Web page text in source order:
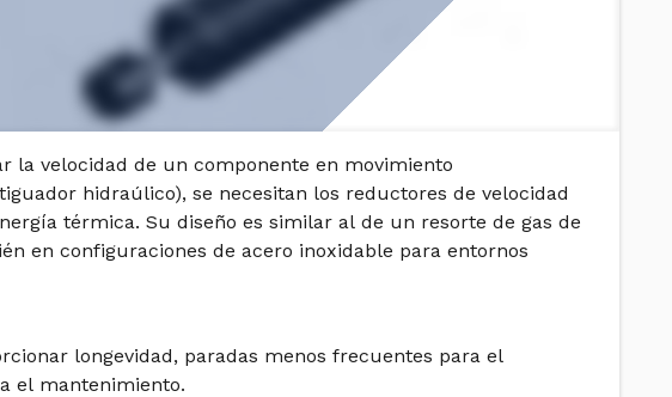
la velocidad de un componente en movimiento
hidraúlico), se necesitan los reductores de velocidad
térmica. Su diseño es similar al de un resorte de gas de
en configuraciones de acero inoxidable para entornos
longevidad, paradas menos frecuentes para el
el mantenimiento.